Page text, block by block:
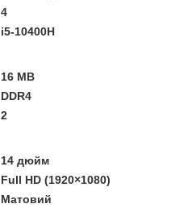
4
i5-10400H
16 MB
DDR4
2
14 дюйм
Full HD (1920×1080)
Матовий